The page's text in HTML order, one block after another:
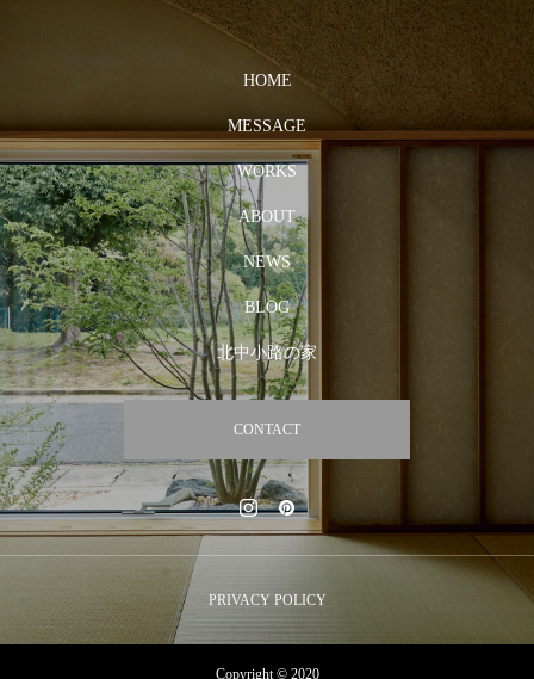
HOME
MESSAGE
WORKS
ABOUT
NEWS
BLOG
北中小路の家
CONTACT
PRIVACY POLICY
Copyright © 2020